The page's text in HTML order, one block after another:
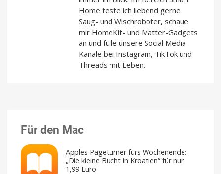
Home teste ich liebend gerne
Saug- und Wischroboter, schaue
mir HomeKit- und Matter-Gadgets
an und fülle unsere Social Media-
Kanäle bei Instagram, TikTok und
Threads mit Leben.
Für den Mac
Apples Pageturner fürs Wochenende:
„Die kleine Bucht in Kroatien“ für nur
1,99 Euro